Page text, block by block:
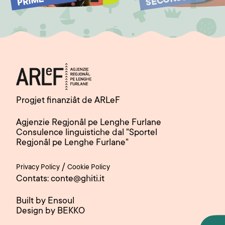
Progjet finanziât de ARLeF
Agjenzie Regjonâl pe Lenghe Furlane
Consulence linguistiche dal "Sportel
Regjonâl pe Lenghe Furlane"
Privacy Policy / Cookie Policy
Contats: conte@ghiti.it
Built by Ensoul
Design by BEKKO